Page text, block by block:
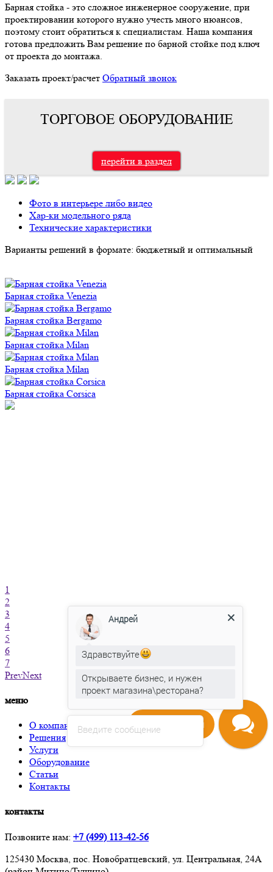
Барная стойка - это сложное инженерное сооружение, при
проектировании которого нужно учесть много нюансов,
поэтому стоит обратиться к специалистам. Наша компания
готова предложить Вам решение по барной стойке под ключ
от проекта до монтажа.
Заказать проект/расчет Обратный звонок
ТОРГОВОЕ ОБОРУДОВАНИЕ
перейти в раздел
Фото в интерьере либо видео
Хар-ки модельного ряда
Технические характеристики
Варианты решений в формате: бюджетный и оптимальный
Барная стойка Venezia
Барная стойка Bergamo
Барная стойка Milan
Барная стойка Milan
Барная стойка Corsica
1
2
3
4
5
6
7
PrevNext
меню
О компании
Решения
Услуги
Оборудование
Статьи
Контакты
контакты
Позвоните нам: +7 (499) 113-42-56
125430 Москва, пос. Новобратцевский, ул. Центральная, 24А
Напишите нам
Введите сообщение
Андрей
Здравствуйте
Открываете бизнес, и нужен
проект магазина\ресторана?